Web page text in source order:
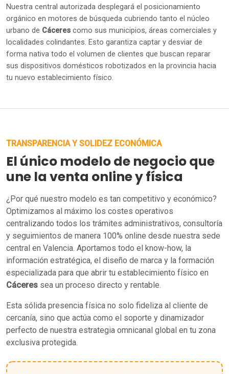
Nuestra central autorizada desplegará el posicionamiento
orgánico en motores de búsqueda cubriendo tanto el núcleo
urbano de Cáceres como sus municipios, áreas comerciales y
localidades colindantes. Esto garantiza captar y desviar de
forma nativa todo el volumen de clientes que buscan reparar
sus dispositivos domésticos robotizados en la provincia hacia
tu nuevo establecimiento físico.
TRANSPARENCIA Y SOLIDEZ ECONÓMICA
El único modelo de negocio que
une la venta online y física
¿Por qué nuestro modelo es tan competitivo y económico?
Optimizamos al máximo los costes operativos
centralizando todos los trámites administrativos, consultoría
y seguimientos de manera 100% online desde nuestra sede
central en Valencia. Aportamos todo el know-how, la
información estratégica, el diseño de marca y la formación
especializada para que abrir tu establecimiento físico en
Cáceres sea un proceso directo y rentable.
Esta sólida presencia física no solo fideliza al cliente de
cercanía, sino que actúa como el soporte y dinamizador
perfecto de nuestra estrategia omnicanal global en tu zona
exclusiva protegida.